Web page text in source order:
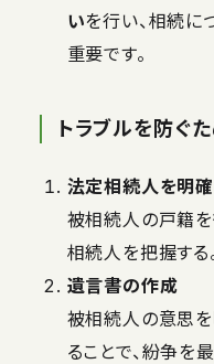
いを行い、相続に
重要です。
トラブルを防ぐ
法定相続人を明
被相続人の戸籍
相続人を把握する
遺言書の作成
被相続人の意思
ることで、紛争を